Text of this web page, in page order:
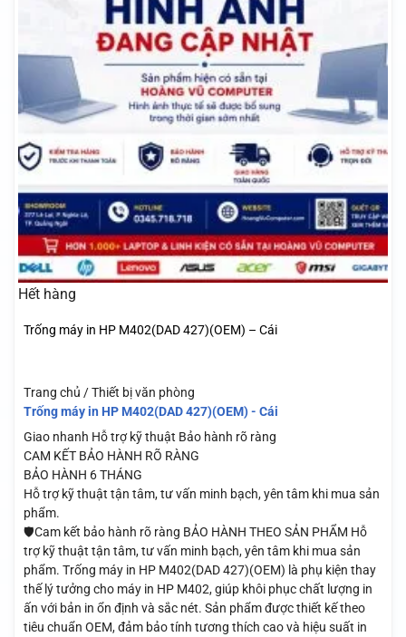
Hết hàng
Trống máy in HP M402(DAD 427)(OEM) – Cái
Trang chủ / Thiết bị văn phòng
Trống máy in HP M402(DAD 427)(OEM) - Cái
Giao nhanh Hỗ trợ kỹ thuật Bảo hành rõ ràng
CAM KẾT BẢO HÀNH RÕ RÀNG
BẢO HÀNH 6 THÁNG
Hỗ trợ kỹ thuật tận tâm, tư vấn minh bạch, yên tâm khi mua sản
phẩm.
🛡️Cam kết bảo hành rõ ràng BẢO HÀNH THEO SẢN PHẨM Hỗ
trợ kỹ thuật tận tâm, tư vấn minh bạch, yên tâm khi mua sản
phẩm. Trống máy in HP M402(DAD 427)(OEM) là phụ kiện thay
thế lý tưởng cho máy in HP M402, giúp khôi phục chất lượng in
ấn với bản in ổn định và sắc nét. Sản phẩm được thiết kế theo
tiêu chuẩn OEM, đảm bảo tính tương thích cao và hiệu suất in